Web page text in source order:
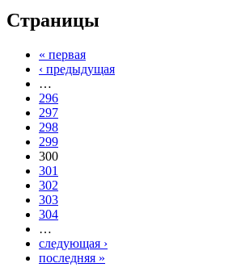
Страницы
« первая
‹ предыдущая
…
296
297
298
299
300
301
302
303
304
…
следующая ›
последняя »